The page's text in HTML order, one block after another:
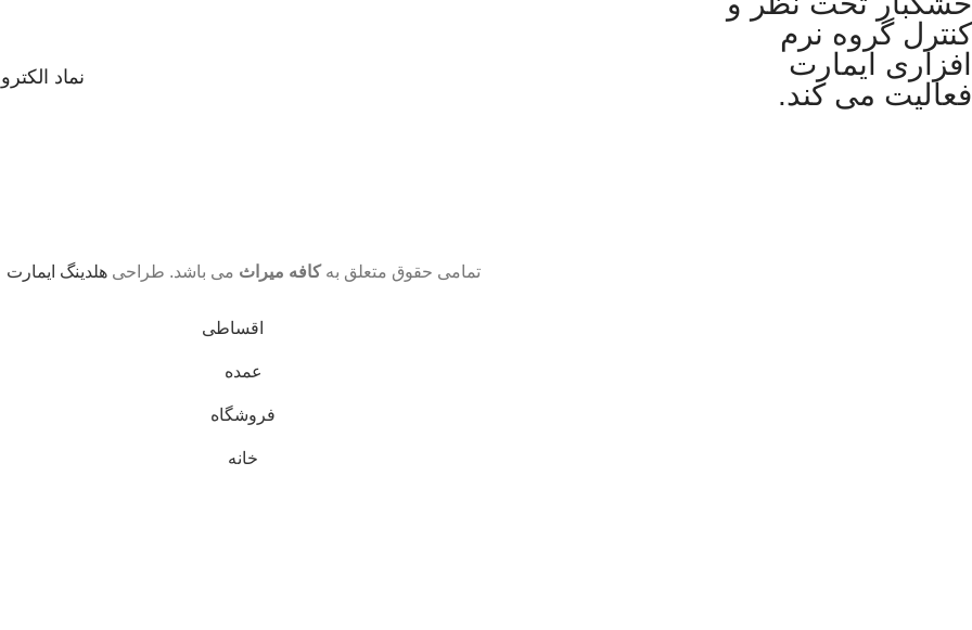
کنترل گروه نرم
افزاری ایمارت
فعالیت می کند.
نماد
تمامی حقوق متعلق بهکافه میراث می باشد. طراحیهلدینگ ایمارت
اقساطی
عمده
فروشگاه
خانه